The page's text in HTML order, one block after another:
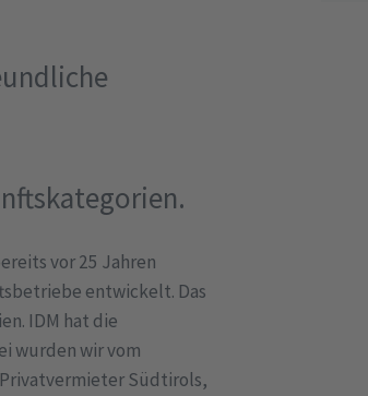
vor 25 Jahren
entwickelt. Das
IDM hat die
wurden wir vom
Südtirols,